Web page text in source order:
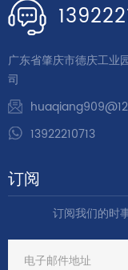
广东省肇庆市德庆工业
司
13922210713
订阅
订阅我们的时事